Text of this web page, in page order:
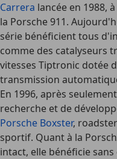
Carrera lancée en 1988,
la Porsche 911.
série bénéficient tous
comme des catalyseurs
vitesses Tiptronic dotée
transmission
En 1996, après
recherche et de
Porsche Boxster,
sportif. Quant à la
intact, elle bénéficie